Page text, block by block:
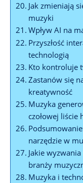
Jak zmieniają
muzyki
Wpływ AI na
Przyszłość
technologią
Kto kontroluje
Zastanów się
kreatywność
Muzyka
czołowej liście
narzędzie w
Jakie
branży
Muzyka i